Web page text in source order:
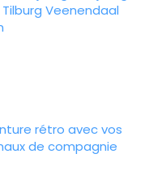
Tilburg Veenendaal
rétro avec vos
de compagnie